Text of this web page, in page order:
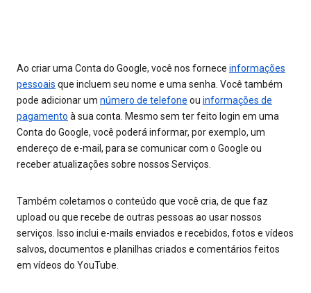
Ao criar uma Conta do Google, você nos fornece informações
pessoais que incluem seu nome e uma senha. Você também
pode adicionar um número de telefone ou informações de
pagamento à sua conta. Mesmo sem ter feito login em uma
Conta do Google, você poderá informar, por exemplo, um
endereço de e-mail, para se comunicar com o Google ou
receber atualizações sobre nossos Serviços.
Também coletamos o conteúdo que você cria, de que faz
upload ou que recebe de outras pessoas ao usar nossos
serviços. Isso inclui e-mails enviados e recebidos, fotos e vídeos
salvos, documentos e planilhas criados e comentários feitos
em vídeos do YouTube.